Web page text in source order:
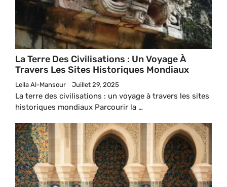
La Terre Des Civilisations : Un Voyage À
Travers Les Sites Historiques Mondiaux
Leila Al-Mansour Juillet 29, 2025
La terre des civilisations : un voyage à travers les sites
historiques mondiaux Parcourir la …